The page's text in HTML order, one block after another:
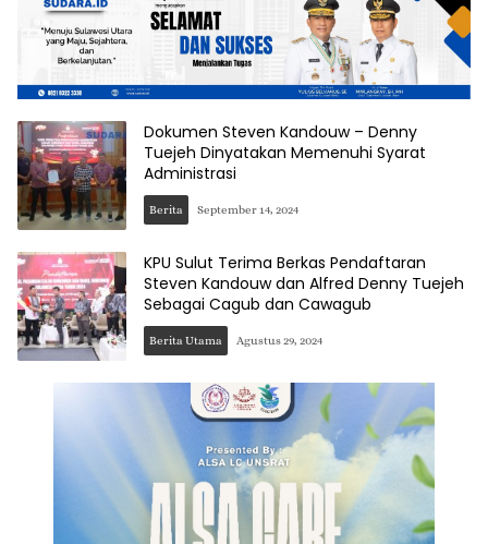
Dokumen Steven Kandouw – Denny
Tuejeh Dinyatakan Memenuhi Syarat
Administrasi
Berita September 14, 2024
KPU Sulut Terima Berkas Pendaftaran
Steven Kandouw dan Alfred Denny Tuejeh
Sebagai Cagub dan Cawagub
Berita Utama Agustus 29, 2024